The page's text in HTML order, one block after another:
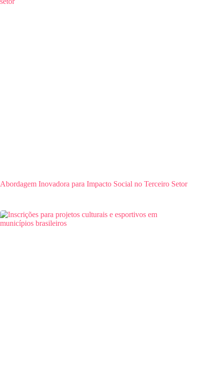
Abordagem Inovadora para Impacto Social no Terceiro Setor